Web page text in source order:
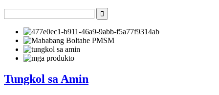
Tungkol sa Amin